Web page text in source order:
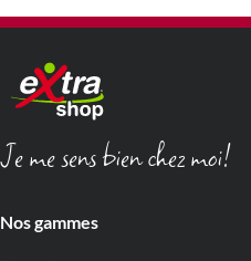
Je me sens bien chez moi!
Nos gammes